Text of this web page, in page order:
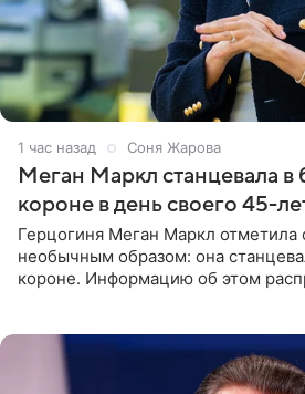
1 час назад Соня Жарова
Меган Маркл станцевала
короне в день своего 45-
Герцогиня Меган Маркл отметила
необычным образом: она
короне. Информацию об этом